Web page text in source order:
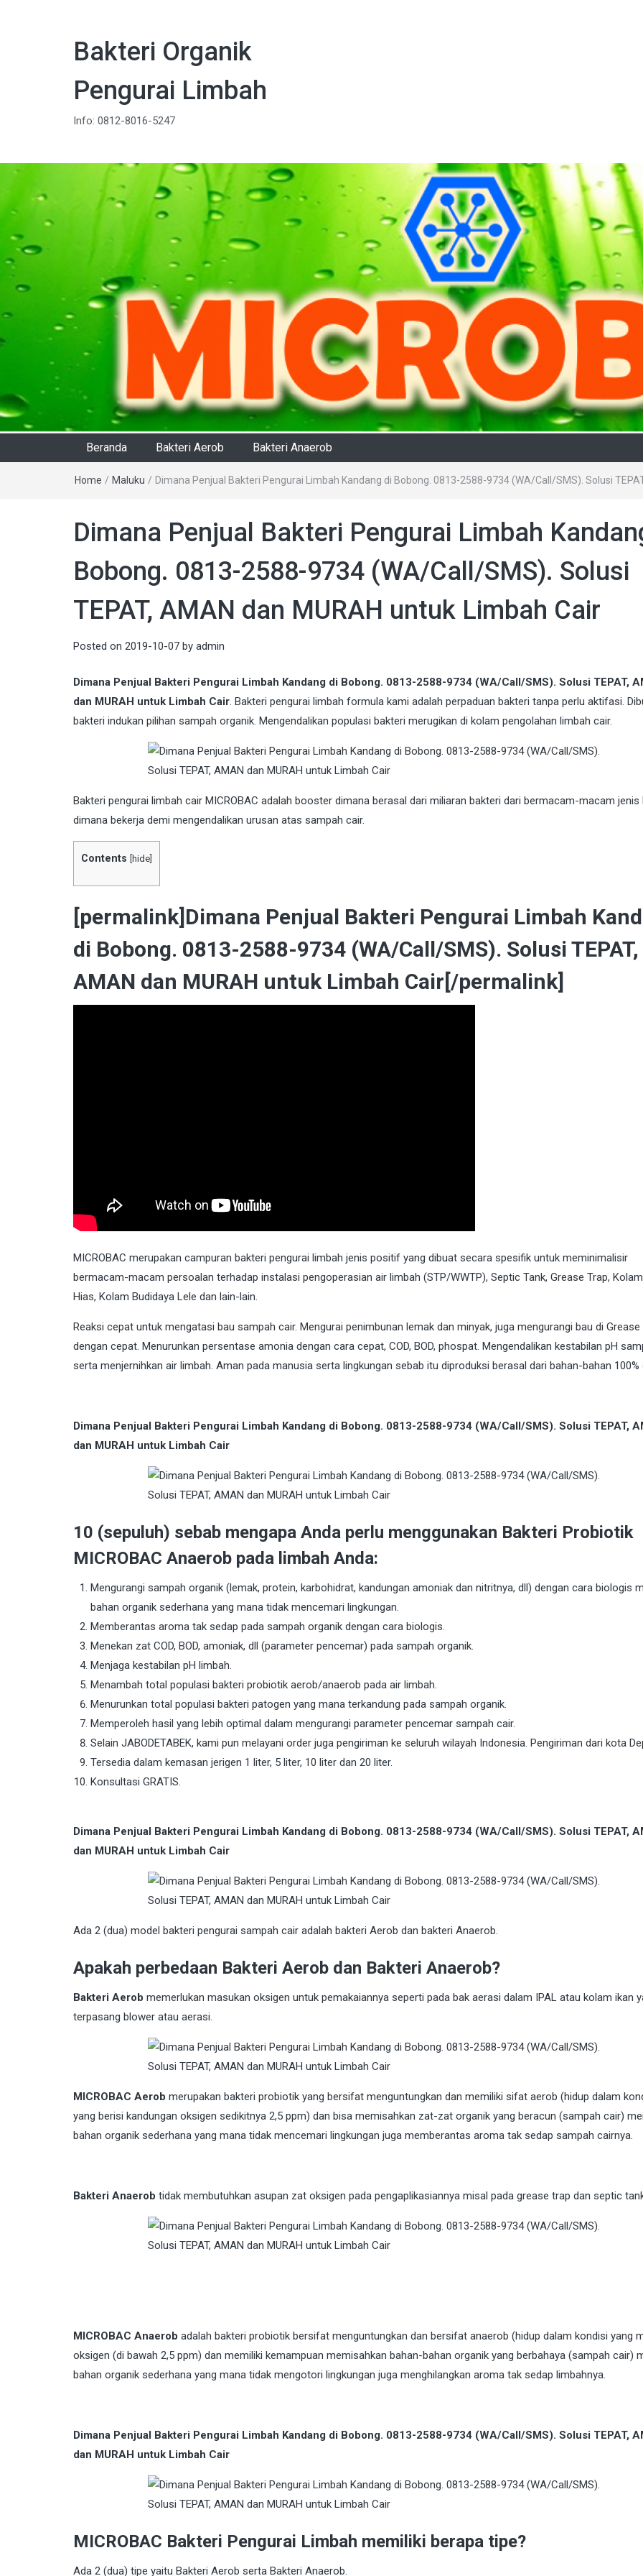
Bakteri Organik
Pengurai Limbah
Info: 0812-8016-5247
Beranda Bakteri Aerob Bakteri Anaerob
Home / Maluku / Dimana Penjual Bakteri Pengurai Limbah Kandang di Bobong. 0813-2588-9734 (WA/Call/SMS). Solusi
Dimana Penjual Bakteri Pengurai Limbah
Bobong. 0813-2588-9734 (WA/Call/SMS). Solusi
TEPAT, AMAN dan MURAH untuk Limbah Cair
Posted on 2019-10-07 by admin
Dimana Penjual Bakteri Pengurai Limbah Kandang di Bobong. 0813-2588-9734 (WA/Call/SMS). Solusi TEPAT,
dan MURAH untuk Limbah Cair. Bakteri pengurai limbah formula kami adalah perpaduan bakteri tanpa perlu aktifasi.
bakteri indukan pilihan sampah organik. Mengendalikan populasi bakteri merugikan di kolam pengolahan limbah cair.
Bakteri pengurai limbah cair MICROBAC adalah booster dimana berasal dari miliaran bakteri dari bermacam-macam jenis
dimana bekerja demi mengendalikan urusan atas sampah cair.
Contents hide
[permalink]Dimana Penjual Bakteri Pengurai Limbah
di Bobong. 0813-2588-9734 (WA/Call/SMS). Solusi TEPAT,
AMAN dan MURAH untuk Limbah Cair[/permalink]
MICROBAC merupakan campuran bakteri pengurai limbah jenis positif yang dibuat secara spesifik untuk meminimalisir
bermacam-macam persoalan terhadap instalasi pengoperasian air limbah (STP/WWTP), Septic Tank, Grease Trap,
Hias, Kolam Budidaya Lele dan lain-lain.
Reaksi cepat untuk mengatasi bau sampah cair. Mengurai penimbunan lemak dan minyak, juga mengurangi bau di Grease
dengan cepat. Menurunkan persentase amonia dengan cara cepat, COD, BOD, phospat. Mengendalikan kestabilan pH
serta menjernihkan air limbah. Aman pada manusia serta lingkungan sebab itu diproduksi berasal dari bahan-bahan 100%
Dimana Penjual Bakteri Pengurai Limbah Kandang di Bobong. 0813-2588-9734 (WA/Call/SMS). Solusi TEPAT,
dan MURAH untuk Limbah Cair
10 (sepuluh) sebab mengapa Anda perlu menggunakan Bakteri Probiotik
MICROBAC Anaerob pada limbah Anda:
Mengurangi sampah organik (lemak, protein, karbohidrat, kandungan amoniak dan nitritnya, dll) dengan cara biologis
bahan organik sederhana yang mana tidak mencemari lingkungan.
Memberantas aroma tak sedap pada sampah organik dengan cara biologis.
Menekan zat COD, BOD, amoniak, dll (parameter pencemar) pada sampah organik.
Menjaga kestabilan pH limbah.
Menambah total populasi bakteri probiotik aerob/anaerob pada air limbah.
Menurunkan total populasi bakteri patogen yang mana terkandung pada sampah organik.
Memperoleh hasil yang lebih optimal dalam mengurangi parameter pencemar sampah cair.
Selain JABODETABEK, kami pun melayani order juga pengiriman ke seluruh wilayah Indonesia. Pengiriman dari kota
Tersedia dalam kemasan jerigen 1 liter, 5 liter, 10 liter dan 20 liter.
Konsultasi GRATIS.
Dimana Penjual Bakteri Pengurai Limbah Kandang di Bobong. 0813-2588-9734 (WA/Call/SMS). Solusi TEPAT,
dan MURAH untuk Limbah Cair
Ada 2 (dua) model bakteri pengurai sampah cair adalah bakteri Aerob dan bakteri Anaerob.
Apakah perbedaan Bakteri Aerob dan Bakteri Anaerob?
Bakteri Aerob memerlukan masukan oksigen untuk pemakaiannya seperti pada bak aerasi dalam IPAL atau kolam ikan
terpasang blower atau aerasi.
MICROBAC Aerob merupakan bakteri probiotik yang bersifat menguntungkan dan memiliki sifat aerob (hidup dalam
yang berisi kandungan oksigen sedikitnya 2,5 ppm) dan bisa memisahkan zat-zat organik yang beracun (sampah cair)
bahan organik sederhana yang mana tidak mencemari lingkungan juga memberantas aroma tak sedap sampah cairnya.
Bakteri Anaerob tidak membutuhkan asupan zat oksigen pada pengaplikasiannya misal pada grease trap dan septic
MICROBAC Anaerob adalah bakteri probiotik bersifat menguntungkan dan bersifat anaerob (hidup dalam kondisi yang
oksigen (di bawah 2,5 ppm) dan memiliki kemampuan memisahkan bahan-bahan organik yang berbahaya (sampah cair)
bahan organik sederhana yang mana tidak mengotori lingkungan juga menghilangkan aroma tak sedap limbahnya.
Dimana Penjual Bakteri Pengurai Limbah Kandang di Bobong. 0813-2588-9734 (WA/Call/SMS). Solusi TEPAT,
dan MURAH untuk Limbah Cair
MICROBAC Bakteri Pengurai Limbah memiliki berapa tipe?
Ada 2 (dua) tipe yaitu Bakteri Aerob serta Bakteri Anaerob.